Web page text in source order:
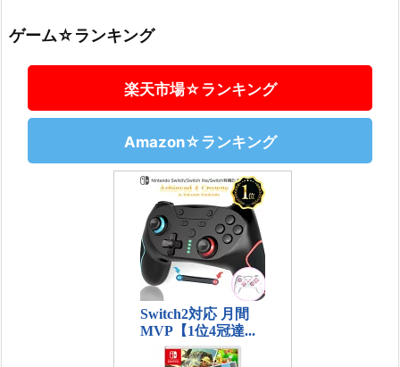
ゲーム☆ランキング
楽天市場☆ランキング
Amazon☆ランキング